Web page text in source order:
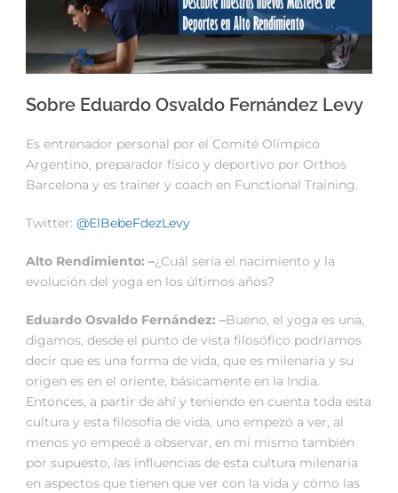
Sobre Eduardo Osvaldo Fernández Levy
Es entrenador personal por el Comité Olímpico
Argentino, preparador físico y deportivo por Orthos
Barcelona y es trainer y coach en Functional Training.
Twitter: @ElBebeFdezLevy
Alto Rendimiento: –¿Cuál sería el nacimiento y la
evolución del yoga en los últimos años?
Eduardo Osvaldo Fernández: –Bueno, el yoga es una,
digamos, desde el punto de vista filosófico podríamos
decir que es una forma de vida, que es milenaria y su
origen es en el oriente, básicamente en la India.
Entonces, a partir de ahí y teniendo en cuenta toda esta
cultura y esta filosofía de vida, uno empezó a ver, al
menos yo empecé a observar, en mí mismo también
por supuesto, las influencias de esta cultura milenaria
en aspectos que tienen que ver con la vida y cómo las